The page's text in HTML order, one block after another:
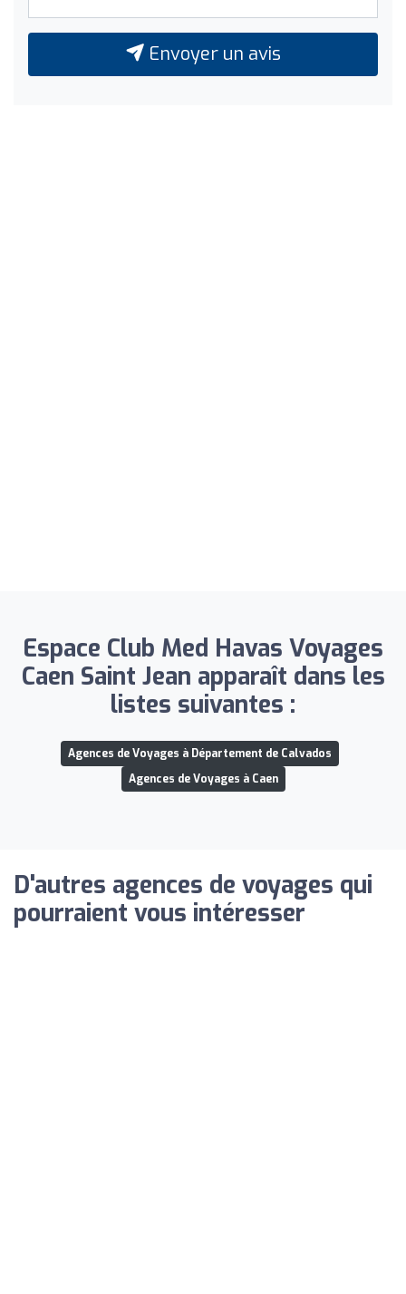
Envoyer un avis
Espace Club Med Havas Voyages
Caen Saint Jean apparaît dans les
listes suivantes :
Agences de Voyages à Département de Calvados
Agences de Voyages à Caen
D'autres agences de voyages qui
pourraient vous intéresser